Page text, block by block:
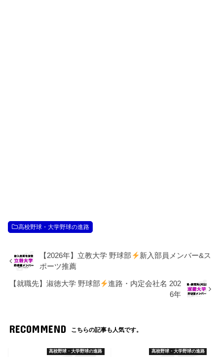
高校野球・大学野球の進路
【2026年】立教大学 野球部
新入部員メンバー&ス
ポーツ推薦
【就職先】淑徳大学 野球部
進路・内定会社名 202
6年
RECOMMEND こちらの記事も人気です。
高校野球・大学野球の進路 高校野球・大学野球の進路